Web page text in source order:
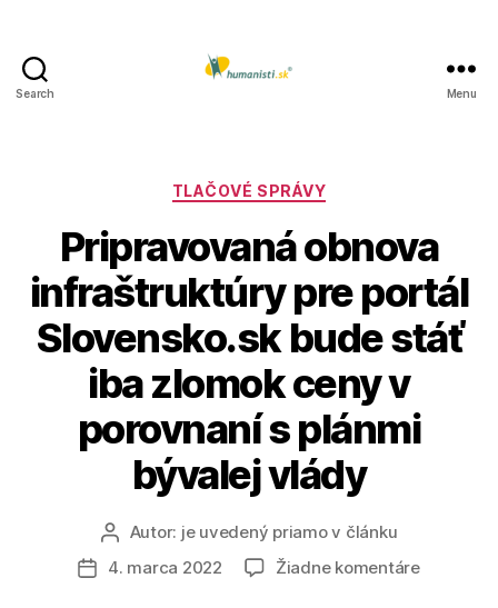
Search Menu
Kategórie
TLAČOVÉ SPRÁVY
Pripravovaná obnova
infraštruktúry pre portál
Slovensko.sk bude stáť
iba zlomok ceny v
porovnaní s plánmi
bývalej vlády
Autor
článku
Autor: je uvedený priamo v článku
Dátum
4. marca 2022 Žiadne komentárena